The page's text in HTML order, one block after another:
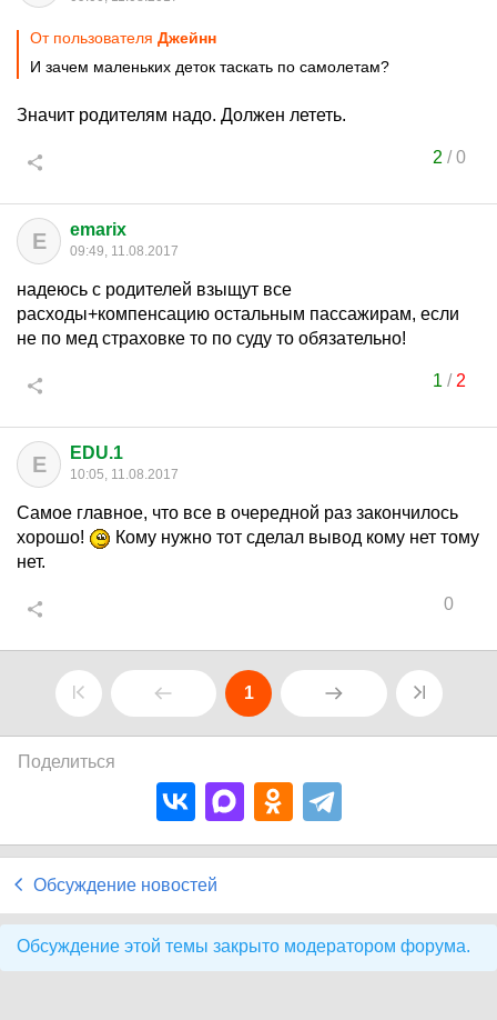
От пользователя Джейнн
И зачем маленьких деток таскать по самолетам?
Значит родителям надо. Должен лететь.
2 /0
E emarix
09:49, 11.08.2017
надеюсь с родителей взыщут все
расходы+компенсацию остальным пассажирам, если
не по мед страховке то по суду то обязательно!
1 / 2
E EDU.1
10:05, 11.08.2017
Самое главное, что все в очередной раз закончилось
хорошо!
Кому нужно тот сделал вывод кому нет тому
нет.
0
1
Поделиться
Обсуждение новостей
Обсуждение этой темы закрыто модератором форума.